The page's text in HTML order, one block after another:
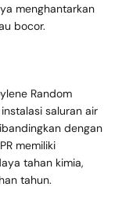
menghantarkan
bocor.
Random
saluran air
dengan
memiliki
tahan kimia,
tahun.